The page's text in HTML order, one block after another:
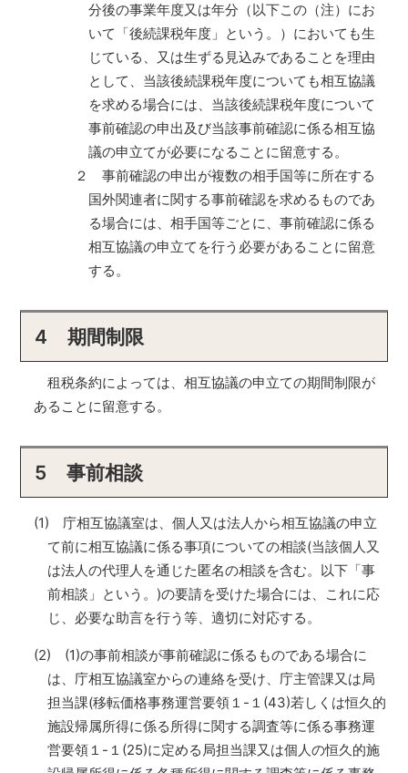
分後の事業年度又は年分（以下この（注）にお
いて「後続課税年度」という。）においても生
じている、又は生ずる見込みであることを理由
として、当該後続課税年度についても相互協議
を求める場合には、当該後続課税年度について
事前確認の申出及び当該事前確認に係る相互協
議の申立てが必要になることに留意する。
２ 事前確認の申出が複数の相手国等に所在する
国外関連者に関する事前確認を求めるものであ
る場合には、相手国等ごとに、事前確認に係る
相互協議の申立てを行う必要があることに留意
する。
4 期間制限
租税条約によっては、相互協議の申立ての期間制限が
あることに留意する。
5 事前相談
(1) 庁相互協議室は、個人又は法人から相互協議の申立
て前に相互協議に係る事項についての相談(当該個人又
は法人の代理人を通じた匿名の相談を含む。以下「事
前相談」という。)の要請を受けた場合には、これに応
じ、必要な助言を行う等、適切に対応する。
(2) (1)の事前相談が事前確認に係るものである場合に
は、庁相互協議室からの連絡を受け、庁主管課又は局
担当課(移転価格事務運営要領１-１(43)若しくは恒久的
施設帰属所得に係る所得に関する調査等に係る事務運
営要領１-１(25)に定める局担当課又は個人の恒久的施